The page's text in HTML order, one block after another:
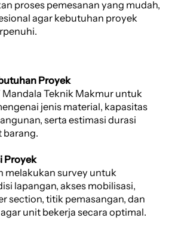
proses pemesanan yang mudah,
agar kebutuhan proyek
Proyek
Teknik Makmur untuk
jenis material, kapasitas
serta estimasi durasi
barang.
Proyek
melakukan survey untuk
lapangan, akses mobilisasi,
section, titik pemasangan, dan
unit bekerja secara optimal.